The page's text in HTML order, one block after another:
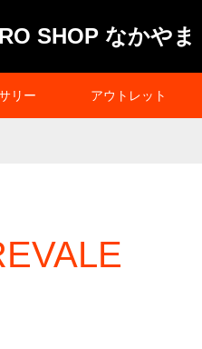
SHOP なかやま
リー アウトレット